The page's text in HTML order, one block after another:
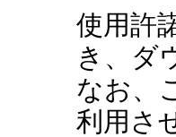
使用許
き、ダ
なお、
利用さ